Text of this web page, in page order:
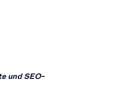
und SEO-